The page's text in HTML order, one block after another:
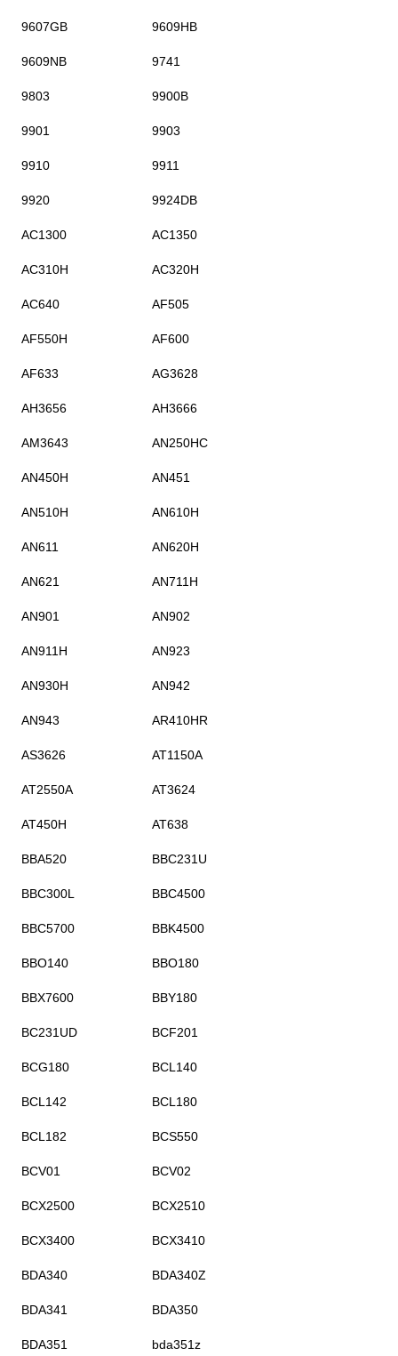
9607GB 9609HB
9609NB 9741
9803 9900B
9901 9903
9910 9911
9920 9924DB
AC1300 AC1350
AC310H AC320H
AC640 AF505
AF550H AF600
AF633 AG3628
AH3656 AH3666
AM3643 AN250HC
AN450H AN451
AN510H AN610H
AN611 AN620H
AN621 AN711H
AN901 AN902
AN911H AN923
AN930H AN942
AN943 AR410HR
AS3626 AT1150A
AT2550A AT3624
AT450H AT638
BBA520 BBC231U
BBC300L BBC4500
BBC5700 BBK4500
BBO140 BBO180
BBX7600 BBY180
BC231UD BCF201
BCG180 BCL140
BCL142 BCL180
BCL182 BCS550
BCV01 BCV02
BCX2500 BCX2510
BCX3400 BCX3410
BDA340 BDA340Z
BDA341 BDA350
BDA351 bda351z